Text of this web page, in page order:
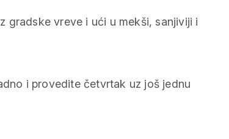
gradske vreve i ući u mekši, sanjiviji i
i provedite četvrtak uz još jednu